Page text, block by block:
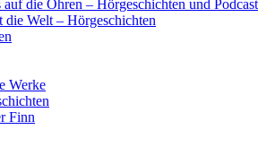
auf die Ohren – Hörgeschichten und
die Welt – Hörgeschichten
Werke
Finn